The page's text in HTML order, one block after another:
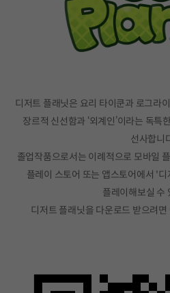
디저트 플래닛은 요리 타이쿤과 로그라
장르적 신선함과 ‘외계인’이라는 독특
선사합니
졸업작품으로서는 이례적으로 모바일
플레이 스토어 또는 앱스토어에서 '
플레이해보실 수
디저트 플래닛을 다운로드 받으려